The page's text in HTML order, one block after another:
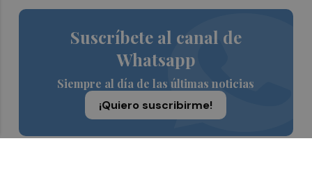
Suscríbete al canal de
Whatsapp
Siempre al día de las últimas noticias
¡Quiero suscribirme!